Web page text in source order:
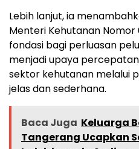
Lebih lanjut, ia
Menteri Kehutanan Nomor
fondasi bagi perluasan
menjadi upaya
sektor kehutanan melalui
jelas dan sederhana.
Baca Juga Keluarga
Tangerang Ucapkan